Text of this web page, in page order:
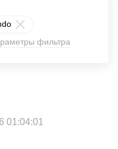
фильтра
01:04:01